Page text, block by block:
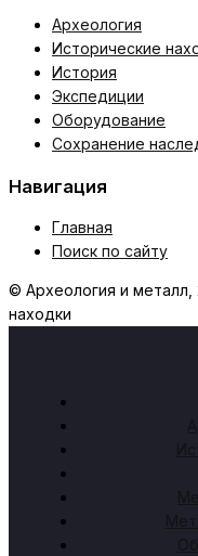
Археология
Исторические
История
Экспедиции
Оборудование
Сохранение
Навигация
Главная
Поиск по сайту
© Археология и металл,
находки